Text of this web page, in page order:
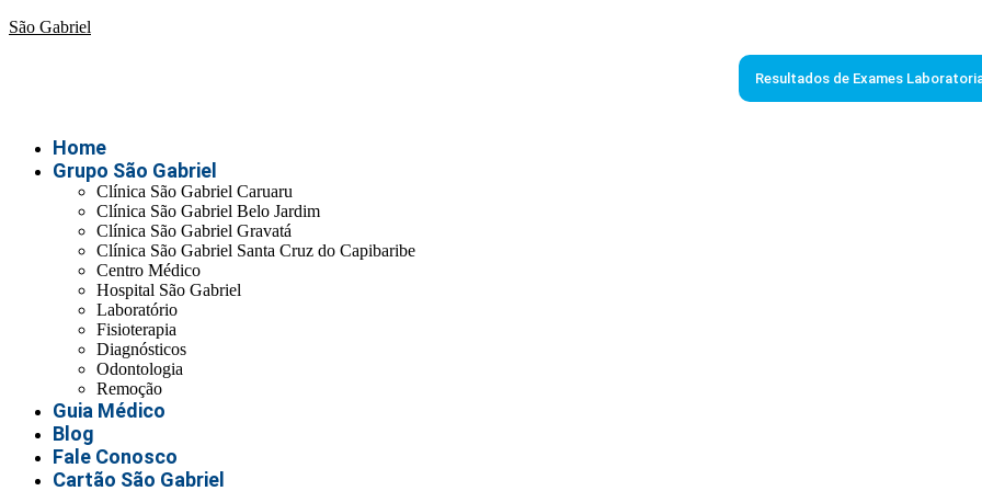
São Gabriel
Resultados de Exames
Home
Grupo São Gabriel
Clínica São Gabriel Caruaru
Clínica São Gabriel Belo Jardim
Clínica São Gabriel Gravatá
Clínica São Gabriel Santa Cruz do Capibaribe
Centro Médico
Hospital São Gabriel
Laboratório
Fisioterapia
Diagnósticos
Odontologia
Remoção
Guia Médico
Blog
Fale Conosco
Cartão São Gabriel